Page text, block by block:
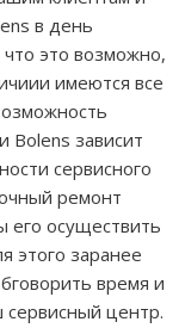
в день
это возможно,
имеются все
Bolens зависит
сервисного
ремонт
его осуществить
этого заранее
время и
центр.